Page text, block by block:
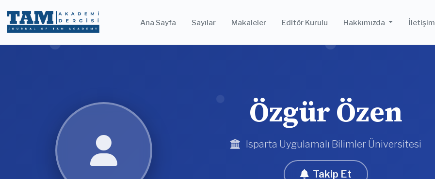
Ana Sayfa Sayılar Makaleler Editör Kurulu Hakkımızda İletişim
Özgür Özen
Isparta Uygulamalı Bilimler Üniversitesi
Takip Et